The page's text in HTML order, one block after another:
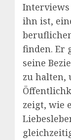
ihn ist,
finden. Er
seine
zu halten,
zeigt, wie